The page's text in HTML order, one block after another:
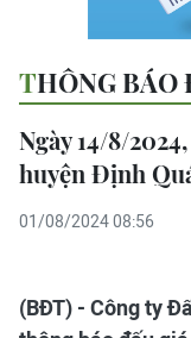
THÔNG
Ngày 14/8/
huyện Định
01/08/2024 08:56
(BĐT) - Công ty